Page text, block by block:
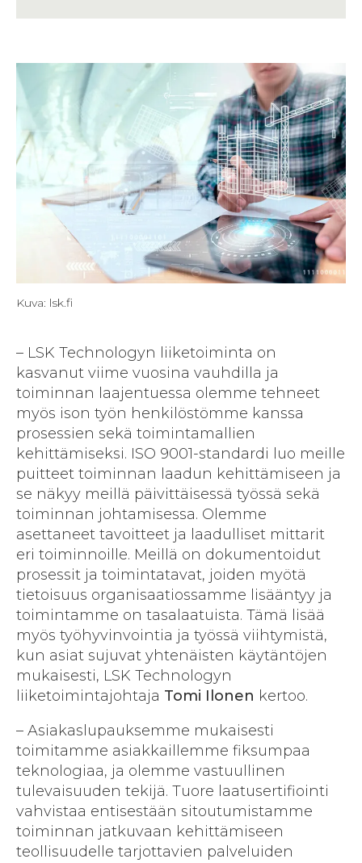
Kuva: lsk.fi
– LSK Technologyn liiketoiminta on
kasvanut viime vuosina vauhdilla ja
toiminnan laajentuessa olemme tehneet
myös ison työn henkilöstömme kanssa
prosessien sekä toimintamallien
kehittämiseksi. ISO 9001-standardi luo meille
puitteet toiminnan laadun kehittämiseen ja
se näkyy meillä päivittäisessä työssä sekä
toiminnan johtamisessa. Olemme
asettaneet tavoitteet ja laadulliset mittarit
eri toiminnoille. Meillä on dokumentoidut
prosessit ja toimintatavat, joiden myötä
tietoisuus organisaatiossamme lisääntyy ja
toimintamme on tasalaatuista. Tämä lisää
myös työhyvinvointia ja työssä viihtymistä,
kun asiat sujuvat yhtenäisten käytäntöjen
mukaisesti, LSK Technologyn
liiketoimintajohtaja Tomi Ilonen kertoo.
– Asiakaslupauksemme mukaisesti
toimitamme asiakkaillemme fiksumpaa
teknologiaa, ja olemme vastuullinen
tulevaisuuden tekijä. Tuore laatusertifiointi
vahvistaa entisestään sitoutumistamme
toiminnan jatkuvaan kehittämiseen
teollisuudelle tarjottavien palveluiden